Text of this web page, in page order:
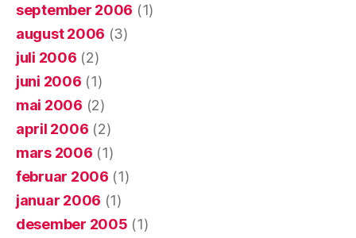
september 2006 (1)
august 2006 (3)
juli 2006 (2)
juni 2006 (1)
mai 2006 (2)
april 2006 (2)
mars 2006 (1)
februar 2006 (1)
januar 2006 (1)
desember 2005 (1)